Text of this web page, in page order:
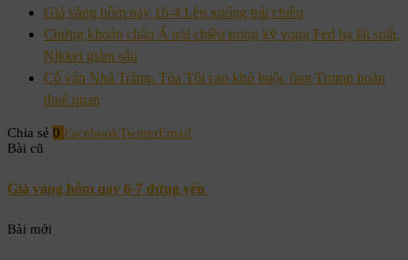
Giá vàng hôm nay 16-4 Lên xuống trái chiều
Chứng khoán châu Á trái chiều trong kỳ vọng Fed hạ lãi suất,
Nikkei giảm sâu
Cố vấn Nhà Trắng: Tòa Tối cao khó buộc ông Trump hoàn
thuế quan
Chia sẻ 0 FacebookTwitterEmail
Bài cũ
Giá vàng hôm nay 6-7 đứng yên
Bài mới